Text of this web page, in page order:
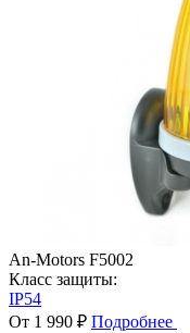
An-Motors F5002
Класс защиты:
IP54
От 1 990 ₽ Подробнее